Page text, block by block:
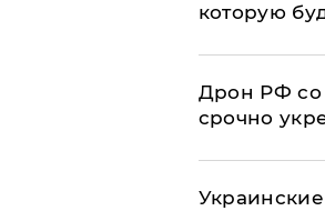
которую
​Дрон РФ со
срочно